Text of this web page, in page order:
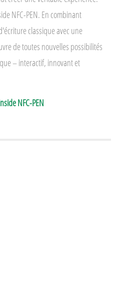
NFC-PEN. En combinant
classique avec une
de toutes nouvelles possibilités
– interactif, innovant et
NFC-PEN